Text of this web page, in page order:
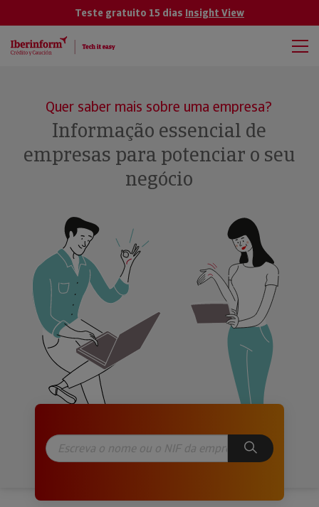
Teste gratuito 15 dias Insight View
Quer saber mais sobre uma empresa?
Informação essencial de
empresas para potenciar o seu
negócio